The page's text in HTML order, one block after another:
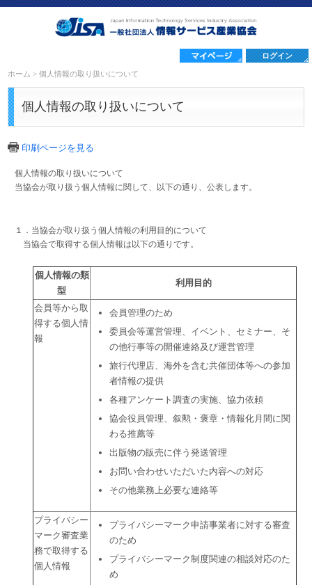
ログイン
ホーム >個人情報の取り扱いについて
個人情報の取り扱いについて
印刷ページを見る
個人情報の取り扱いについて
当協会が取り扱う個人情報に関して、以下の通り、公表します。
１．当協会が取り扱う個人情報の利用目的について
当協会で取得する個人情報は以下の通りです。
個人情報の類
型
利用目的
会員等から取
得する個人情
報
会員管理のため
委員会等運営管理、イベント、セミナー、そ
の他行事等の開催連絡及び運営管理
旅行代理店、海外を含む共催団体等への参加
者情報の提供
各種アンケート調査の実施、協力依頼
協会役員管理、叙勲・褒章・情報化月間に関
わる推薦等
出版物の販売に伴う発送管理
お問い合わせいただいた内容への対応
その他業務上必要な連絡等
プライバシー
マーク審査業
務で取得する
個人情報
プライバシーマーク申請事業者に対する審査
のため
プライバシーマーク制度関連の相談対応のた
め